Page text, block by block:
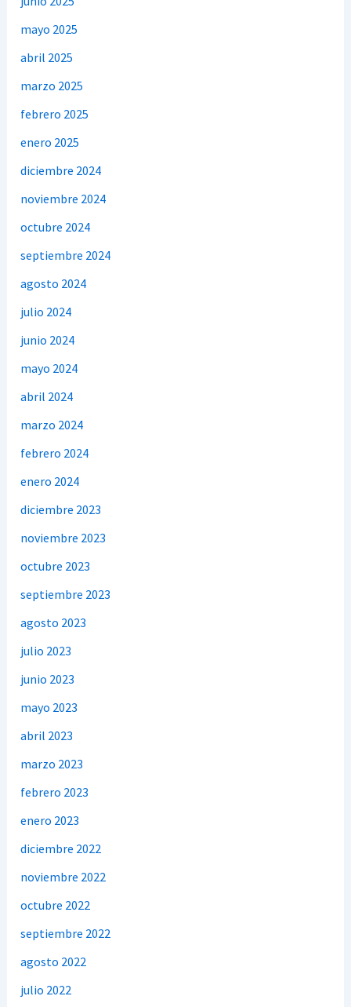
mayo 2025
abril 2025
marzo 2025
febrero 2025
enero 2025
diciembre 2024
noviembre 2024
octubre 2024
septiembre 2024
agosto 2024
julio 2024
junio 2024
mayo 2024
abril 2024
marzo 2024
febrero 2024
enero 2024
diciembre 2023
noviembre 2023
octubre 2023
septiembre 2023
agosto 2023
julio 2023
junio 2023
mayo 2023
abril 2023
marzo 2023
febrero 2023
enero 2023
diciembre 2022
noviembre 2022
octubre 2022
septiembre 2022
agosto 2022
julio 2022